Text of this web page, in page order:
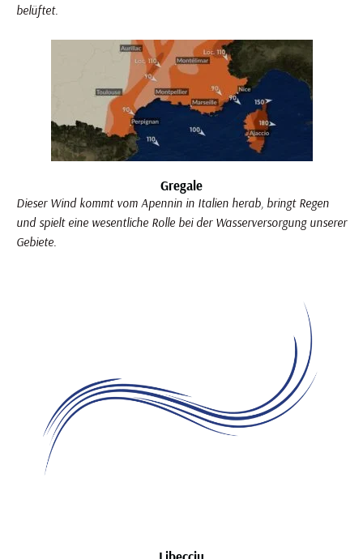
belüftet.
Gregale
Dieser Wind kommt vom Apennin in Italien herab, bringt Regen
und spielt eine wesentliche Rolle bei der Wasserversorgung unserer
Gebiete.